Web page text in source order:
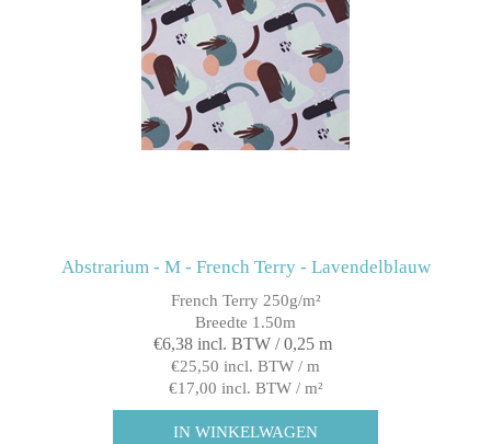
Abstrarium - M - French Terry - Lavendelblauw
French Terry 250g/m²
Breedte 1.50m
€6,38 incl. BTW / 0,25 m
€25,50 incl. BTW / m
€17,00 incl. BTW / m²